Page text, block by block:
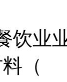
饮业
（